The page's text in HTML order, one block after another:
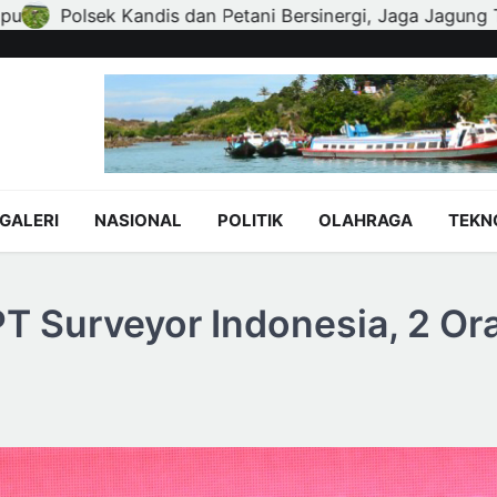
Jagung Tetap Tumbuh untuk Ketahanan Pangan
GALERI NASIONAL POLITIK OLAHRAGA
Surveyor Indonesia, 2